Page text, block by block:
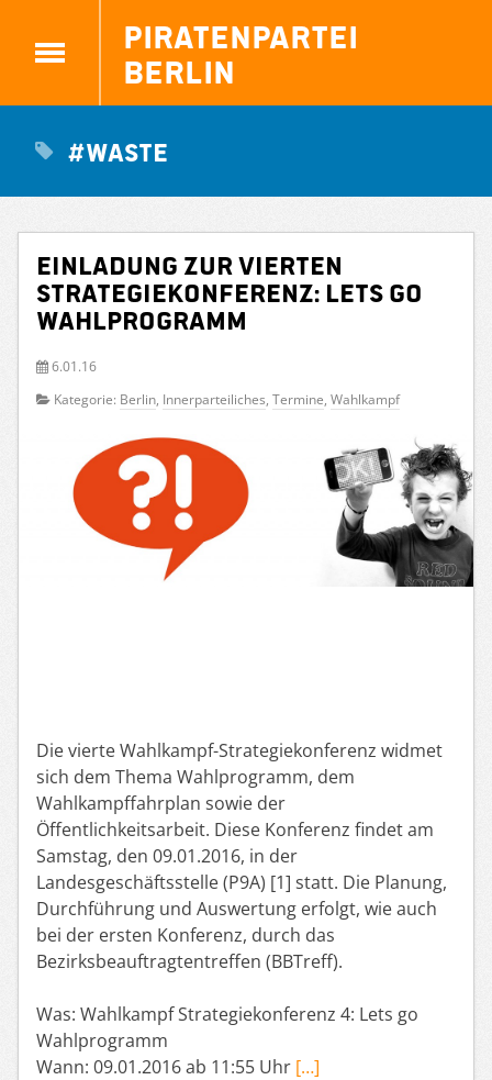
Piratenpartei
Berlin
#WASTE
Einladung zur vierten
Strategiekonferenz: Lets go
Wahlprogramm
6.01.16
Kategorie: Berlin, Innerparteiliches, Termine, Wahlkampf
Die vierte Wahlkampf-Strategiekonferenz widmet
sich dem Thema Wahlprogramm, dem
Wahlkampffahrplan sowie der
Öffentlichkeitsarbeit. Diese Konferenz findet am
Samstag, den 09.01.2016, in der
Landesgeschäftsstelle (P9A) [1] statt. Die Planung,
Durchführung und Auswertung erfolgt, wie auch
bei der ersten Konferenz, durch das
Bezirksbeauftragtentreffen (BBTreff).
Was: Wahlkampf Strategiekonferenz 4: Lets go
Wahlprogramm
Wann: 09.01.2016 ab 11:55 Uhr […]